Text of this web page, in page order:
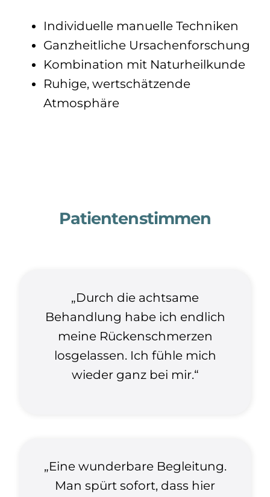
Individuelle manuelle Techniken
Ganzheitliche Ursachenforschung
Kombination mit Naturheilkunde
Ruhige, wertschätzende
Atmosphäre
Patientenstimmen
„Durch die achtsame
Behandlung habe ich endlich
meine Rückenschmerzen
losgelassen. Ich fühle mich
wieder ganz bei mir.“
„Eine wunderbare Begleitung.
Man spürt sofort, dass hier